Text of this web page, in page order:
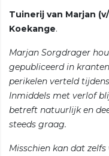
Tuinerij van Marjan
Koekange.
Marjan Sorgdrager
gepubliceerd in
perikelen verteld
Inmiddels met verlof
betreft natuurlijk en
steeds graag.
Misschien kan dat